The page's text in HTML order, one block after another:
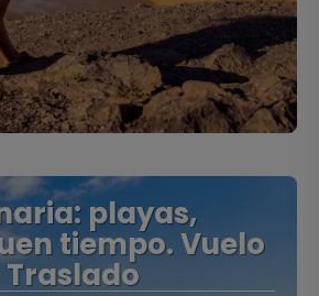
playas,
tiempo. Vuelo
Traslado